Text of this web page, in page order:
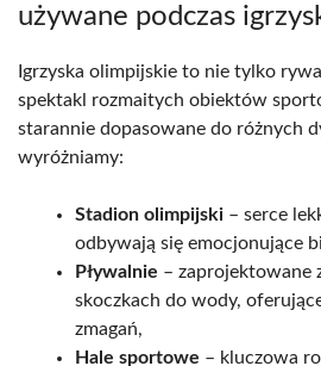
używane podczas
Igrzyska olimpijskie to nie tylko
spektakl rozmaitych obiektów
starannie dopasowane do różnych
wyróżniamy:
Stadion olimpijski – serce
odbywają się emocjonujące
Pływalnie – zaprojektowane
skoczkach do wody,
zmagań,
Hale sportowe – kluczowa